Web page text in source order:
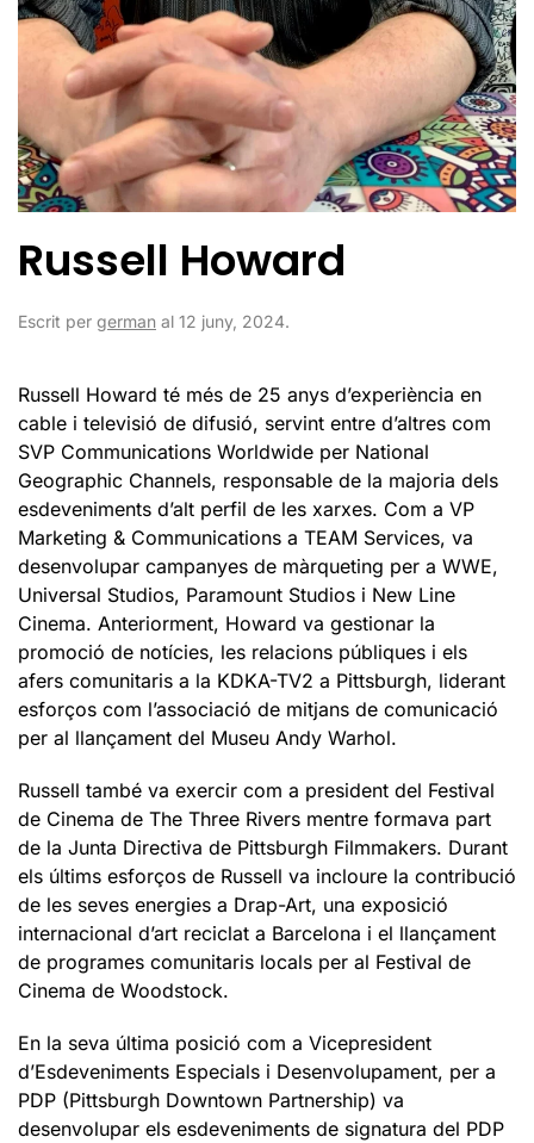
Russell Howard
Escrit per german al 12 juny, 2024.
Russell Howard té més de 25 anys d’experiència en
cable i televisió de difusió, servint entre d’altres com
SVP Communications Worldwide per National
Geographic Channels, responsable de la majoria dels
esdeveniments d’alt perfil de les xarxes. Com a VP
Marketing & Communications a TEAM Services, va
desenvolupar campanyes de màrqueting per a WWE,
Universal Studios, Paramount Studios i New Line
Cinema. Anteriorment, Howard va gestionar la
promoció de notícies, les relacions públiques i els
afers comunitaris a la KDKA-TV2 a Pittsburgh, liderant
esforços com l’associació de mitjans de comunicació
per al llançament del Museu Andy Warhol.
Russell també va exercir com a president del Festival
de Cinema de The Three Rivers mentre formava part
de la Junta Directiva de Pittsburgh Filmmakers. Durant
els últims esforços de Russell va incloure la contribució
de les seves energies a Drap-Art, una exposició
internacional d’art reciclat a Barcelona i el llançament
de programes comunitaris locals per al Festival de
Cinema de Woodstock.
En la seva última posició com a Vicepresident
d’Esdeveniments Especials i Desenvolupament, per a
PDP (Pittsburgh Downtown Partnership) va
desenvolupar els esdeveniments de signatura del PDP